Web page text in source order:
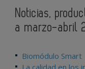
Noticias,
a marzo-abril
Biomódulo Smart